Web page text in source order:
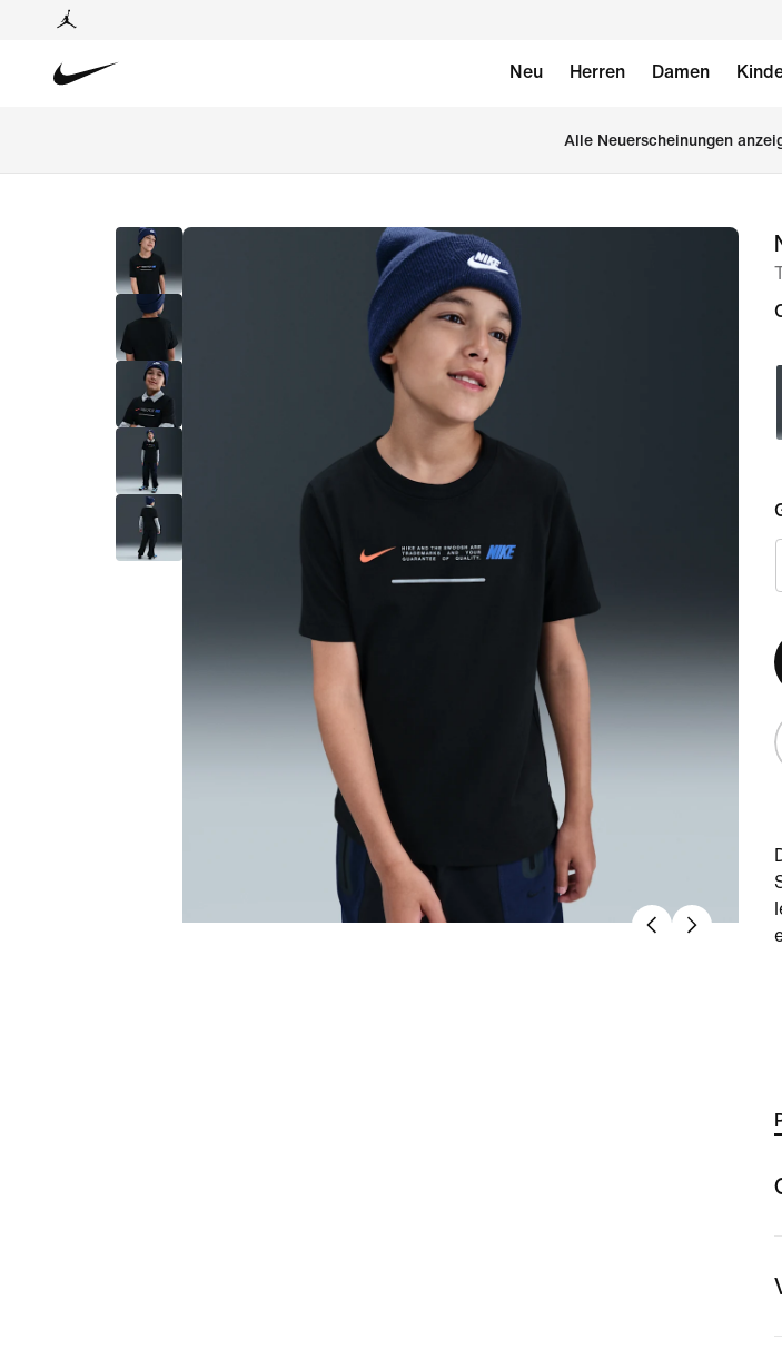
Neu Herren Damen
Alle Neuerscheinungen
Bild 1